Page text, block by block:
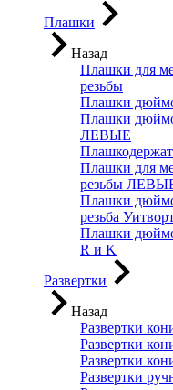
Плашки
Назад
Плашки для
резьбы
Плашки
Плашки
ЛЕВЫЕ
Плашки для
резьбы
Плашки
резьба
Плашки
R и K
Развертки
Назад
Развертки
Развертки
Развертки
Развертки